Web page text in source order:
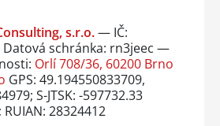
s.r.o.— IČ:
schránka: rn3jeec —
Orlí 708/36, 60200 Brno
GPS: 49.194550833709,
S-JTSK: -597732.33
28324412